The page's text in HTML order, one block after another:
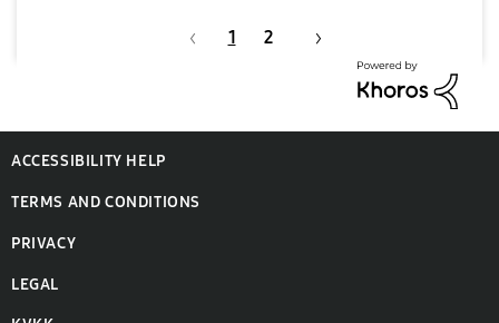
1 2
ACCESSIBILITY HELP
TERMS AND CONDITIONS
PRIVACY
LEGAL